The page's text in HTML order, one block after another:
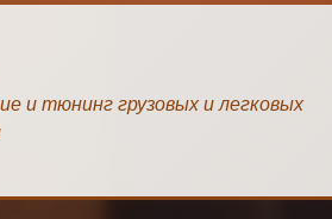
и тюнинг грузовых и легковых